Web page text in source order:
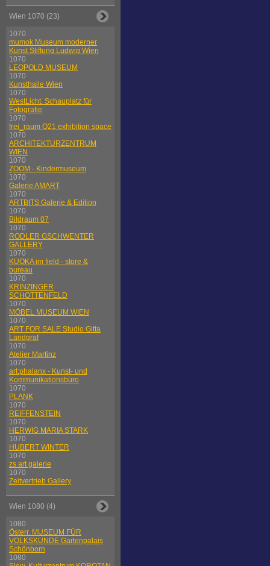
Wien 1070 (23)
1070
mumok Museum moderner
Kunst Stiftung Ludwig Wien
1070
LEOPOLD MUSEUM
1070
Kunsthalle Wien
1070
WestLicht. Schauplatz für
Fotografie
1070
frei_raum Q21 exhibition space
1070
ARCHITEKTURZENTRUM
WIEN
1070
ZOOM - Kindermuseum
1070
Galerie AMART
1070
ARTBITS Galerie & Edition
1070
Bildraum 07
1070
RODLER GSCHWENTER
GALLERY
1070
KUOKA im field - store &
bureau
1070
KRINZINGER
SCHOTTENFELD
1070
MÖBEL MUSEUM WIEN
1070
ART FOR SALE Studio Gitta
Landgraf
1070
Atelier Martinz
1070
art:phalanx - Kunst- und
Kommunikationsbüro
1070
PLANK
1070
REIFFENSTEIN
1070
HERWIG MARIA STARK
1070
HUBERT WINTER
1070
zs art galerie
1070
Zeitvertrieb Gallery
Wien 1080 (4)
1080
Österr. MUSEUM FÜR
VOLKSKUNDE Gartenpalais
Schönborn
1080